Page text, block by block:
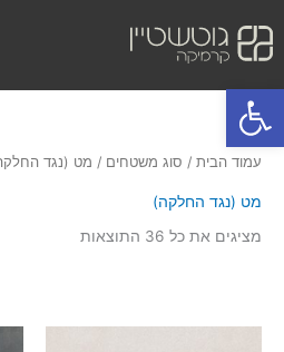
פתח סרגל נגישות
לתוכן
עמוד הבית / סוג משטחים / מט (נגד
מט (נגד החלקה)
מציגים את כל ⁦36⁩ התוצאות
ממוין
לפי